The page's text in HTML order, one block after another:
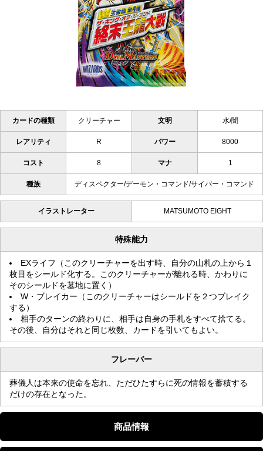
カードの種類 クリーチャー 文明 水/闇
レアリティ R パワー 8000
コスト 8 マナ 1
種族 ディスペクター/デーモン・コマンド/サイバー・コマンド
イラストレーター MATSUMOTO EIGHT
特殊能力
EXライフ（このクリーチャーを出す時、自分の山札の上から１
枚目をシールド化する。このクリーチャーが離れる時、かわりに
そのシールドを墓地に置く）
W・ブレイカー（このクリーチャーはシールドを２つブレイク
する）
相手のターンの終わりに、相手は自身の手札をすべて捨てる。
その後、自分はそれと同じ枚数、カードを引いてもよい。
フレーバー
葬儀人は本来の使命を忘れ、ただひたすらに死の情報を蓄積する
だけの存在となった。
商品情報